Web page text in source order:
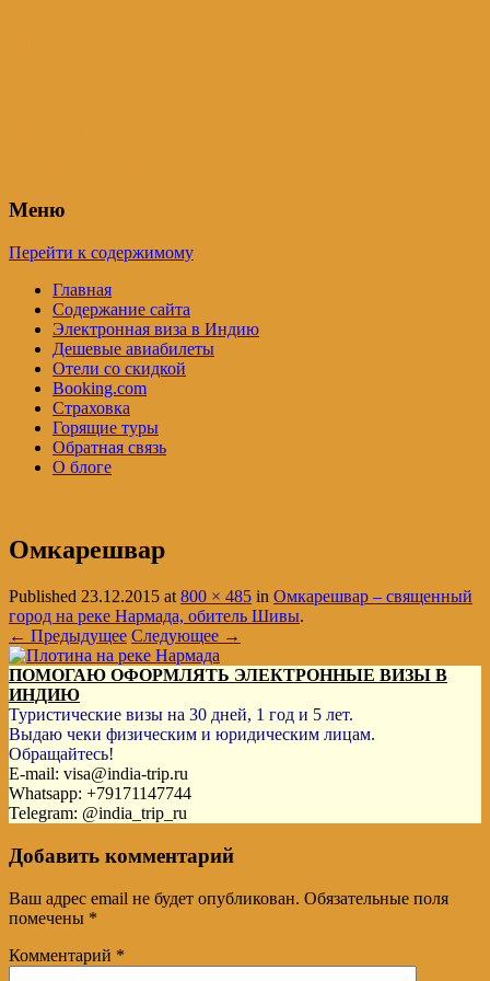
Меню
Перейти к содержимому
Главная
Содержание сайта
Электронная виза в Индию
Дешевые авиабилеты
Отели со скидкой
Booking.com
Страховка
Горящие туры
Обратная связь
О блоге
Омкарешвар
Published 23.12.2015 at 800 × 485 in Омкарешвар – священный
город на реке Нармада, обитель Шивы.
← Предыдущее Следующее →
ПОМОГАЮ ОФОРМЛЯТЬ ЭЛЕКТРОННЫЕ ВИЗЫ В
ИНДИЮ
Туристические визы на 30 дней, 1 год и 5 лет.
Выдаю чеки физическим и юридическим лицам.
Обращайтесь!
E-mail: visa@india-trip.ru
Whatsapp: +79171147744
Telegram: @india_trip_ru
Добавить комментарий
Ваш адрес email не будет опубликован. Обязательные поля
помечены *
Комментарий *